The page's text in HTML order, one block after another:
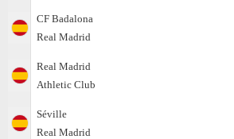
CF Badalona
Real Madrid
Real Madrid
Athletic Club
Séville
Real Madrid